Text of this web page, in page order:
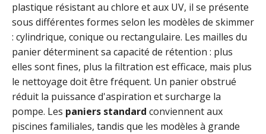
plastique résistant au chlore et aux UV, il se présente
sous différentes formes selon les modèles de skimmer
: cylindrique, conique ou rectangulaire. Les mailles du
panier déterminent sa capacité de rétention : plus
elles sont fines, plus la filtration est efficace, mais plus
le nettoyage doit être fréquent. Un panier obstrué
réduit la puissance d'aspiration et surcharge la
pompe. Les paniers standard conviennent aux
piscines familiales, tandis que les modèles à grande